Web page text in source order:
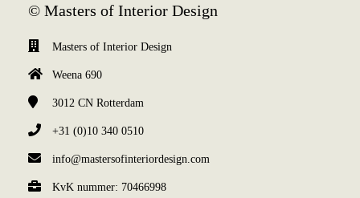
© Masters of Interior Design
Masters of Interior Design
Weena 690
3012 CN Rotterdam
+31 (0)10 340 0510
info@mastersofinteriordesign.com
KvK nummer: 70466998